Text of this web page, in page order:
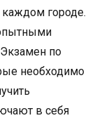
городе.
по
необходимо
в себя